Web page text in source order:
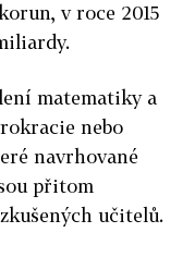
v roce 2015
matematiky a
nebo
navrhované
přitom
učitelů.